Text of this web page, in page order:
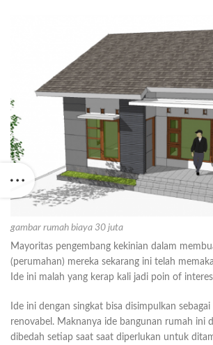
gambar rumah biaya 30 juta
Mayoritas pengembang kekinian dalam
(perumahan) mereka sekarang ini telah
Ide ini malah yang kerap kali jadi poin of
Ide ini dengan singkat bisa disimpulkan
renovabel. Maknanya ide bangunan rumah ini
dibedah setiap saat saat diperlukan untuk